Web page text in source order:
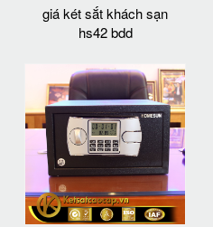
giá két sắt khách sạn
hs42 bdd